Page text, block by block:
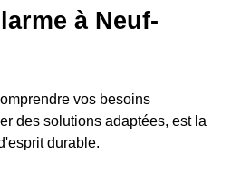
à Neuf-
vos besoins
des solutions adaptées, est la
durable.